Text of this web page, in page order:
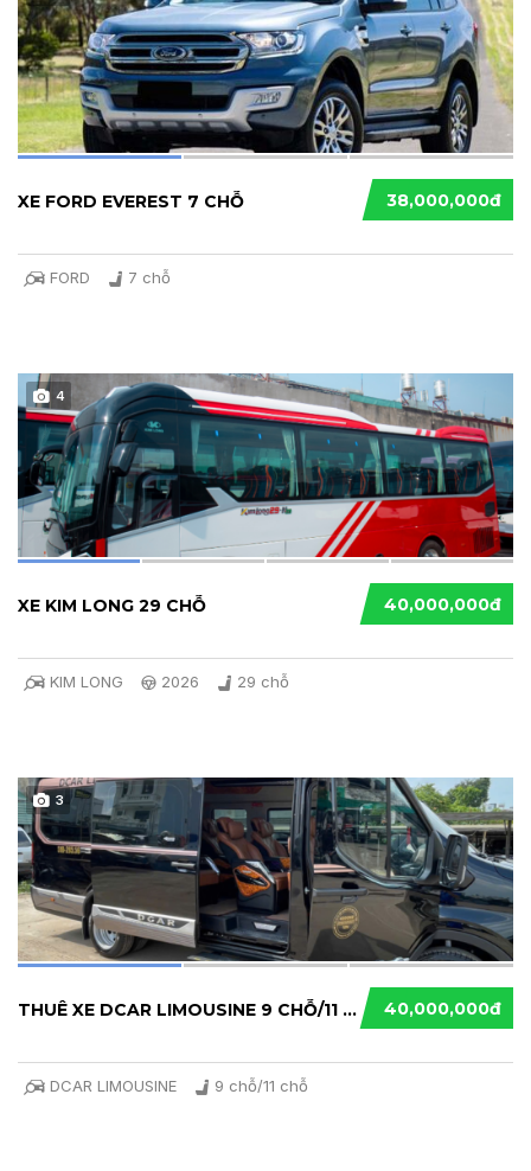
38,000,000đ
XE FORD EVEREST 7 CHỖ
FORD 7 chỗ
4
40,000,000đ
XE KIM LONG 29 CHỖ
KIM LONG 2026 29 chỗ
3
40,000,000đ
THUÊ XE DCAR LIMOUSINE 9 CHỖ/11 CHỖ TẠI TP.H...
DCAR LIMOUSINE 9 chỗ/11 chỗ